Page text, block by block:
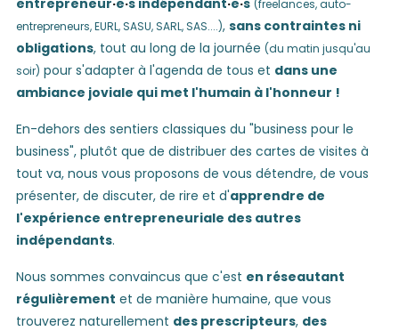
(freelances, auto-
entrepreneurs, EURL, SASU, SARL, SAS....), sans contraintes ni
obligations, tout au long de la journée (du matin jusqu'au
soir) pour s'adapter à l'agenda de tous et dans une
ambiance joviale qui met l'humain à l'honneur !
En-dehors des sentiers classiques du "business pour le
business", plutôt que de distribuer des cartes de visites à
tout va, nous vous proposons de vous détendre, de vous
présenter, de discuter, de rire et d'apprendre de
l'expérience entrepreneuriale des autres
indépendants.
Nous sommes convaincus que c'est en réseautant
régulièrement et de manière humaine, que vous
trouverez naturellement des prescripteurs, des